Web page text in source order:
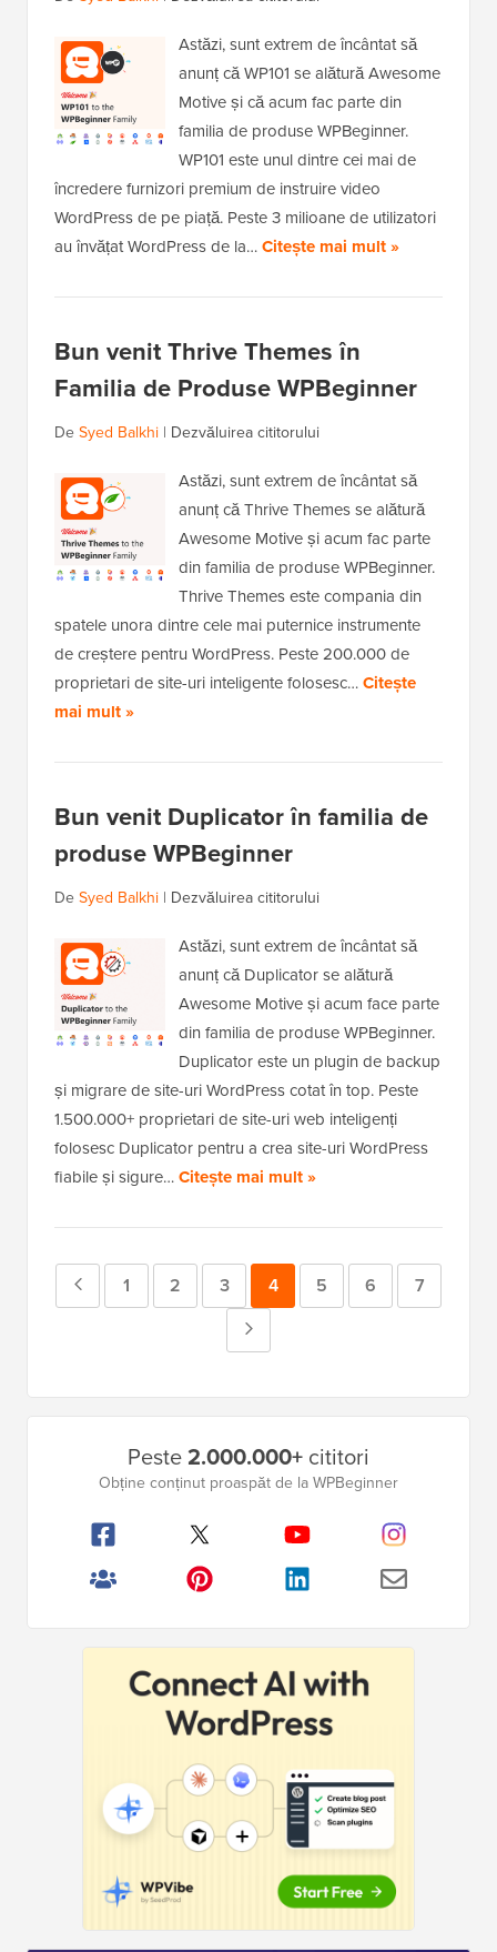
Astăzi, sunt extrem de încântat să
anunț că WP101 se alătură Awesome
Motive și că acum fac parte din
familia de produse WPBeginner.
WP101 este unul dintre cei mai de
încredere furnizori premium de instruire video
WordPress de pe piață. Peste 3 milioane de utilizatori
au învățat WordPress de la…Citește mai mult »
Bun venit Thrive Themes în
Familia de Produse WPBeginner
De Syed Balkhi | Dezvăluirea cititorului
Astăzi, sunt extrem de încântat să
anunț că Thrive Themes se alătură
Awesome Motive și acum fac parte
din familia de produse WPBeginner.
Thrive Themes este compania din
spatele unora dintre cele mai puternice instrumente
de creștere pentru WordPress. Peste 200.000 de
proprietari de site-uri inteligente folosesc…Citește
mai mult »
Bun venit Duplicator în familia de
produse WPBeginner
De Syed Balkhi | Dezvăluirea cititorului
Astăzi, sunt extrem de încântat să
anunț că Duplicator se alătură
Awesome Motive și acum face parte
din familia de produse WPBeginner.
Duplicator este un plugin de backup
și migrare de site-uri WordPress cotat în top. Peste
1.500.000+ proprietari de site-uri web inteligenți
folosesc Duplicator pentru a crea site-uri WordPress
fiabile și sigure…Citește mai mult »
PaginaPagina
1 Pagina
2 Pagina
3 Pagina
4 Pagina
5 Pagina
6 Pagina
7
principală
Peste2.000.000+ cititori
Obține conținut proaspăt de la WPBeginner